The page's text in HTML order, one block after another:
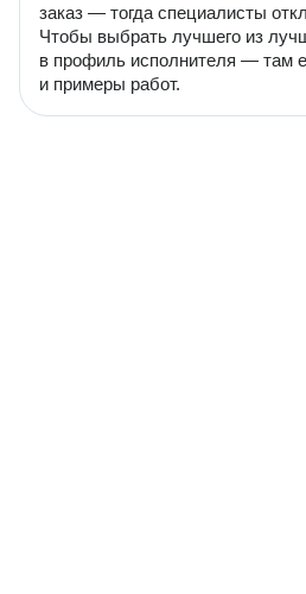
заказ — тогда специалисты
Чтобы выбрать лучшего из
в профиль исполнителя — там
и примеры работ.